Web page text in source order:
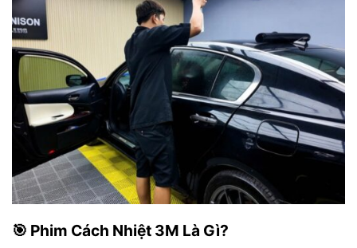
🎯 Phim Cách Nhiệt 3M Là Gì?